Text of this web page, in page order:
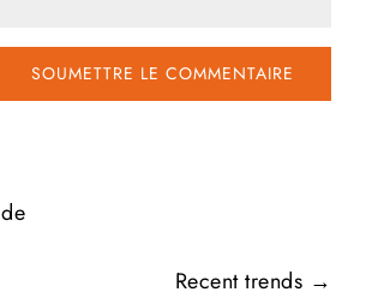
SOUMETTRE LE COMMENTAIRE
Recent trends →